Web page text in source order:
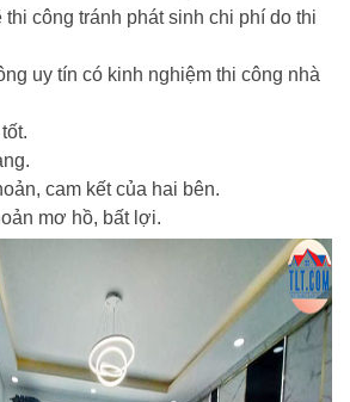
thi công tránh phát sinh chi phí do thi
uy tín có kinh nghiệm thi công nhà
cam kết của hai bên.
mơ hồ, bất lợi.